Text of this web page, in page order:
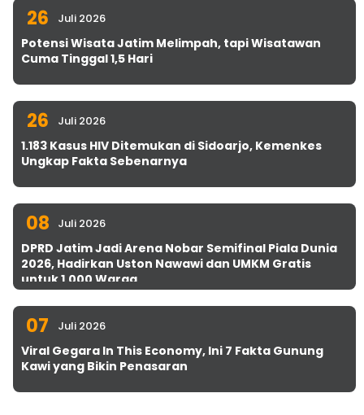
26 Juli 2026
Potensi Wisata Jatim Melimpah, tapi Wisatawan
Cuma Tinggal 1,5 Hari
26 Juli 2026
1.183 Kasus HIV Ditemukan di Sidoarjo, Kemenkes
Ungkap Fakta Sebenarnya
08 Juli 2026
DPRD Jatim Jadi Arena Nobar Semifinal Piala Dunia
2026, Hadirkan Uston Nawawi dan UMKM Gratis
untuk 1.000 Warga
07 Juli 2026
Viral Gegara In This Economy, Ini 7 Fakta Gunung
Kawi yang Bikin Penasaran